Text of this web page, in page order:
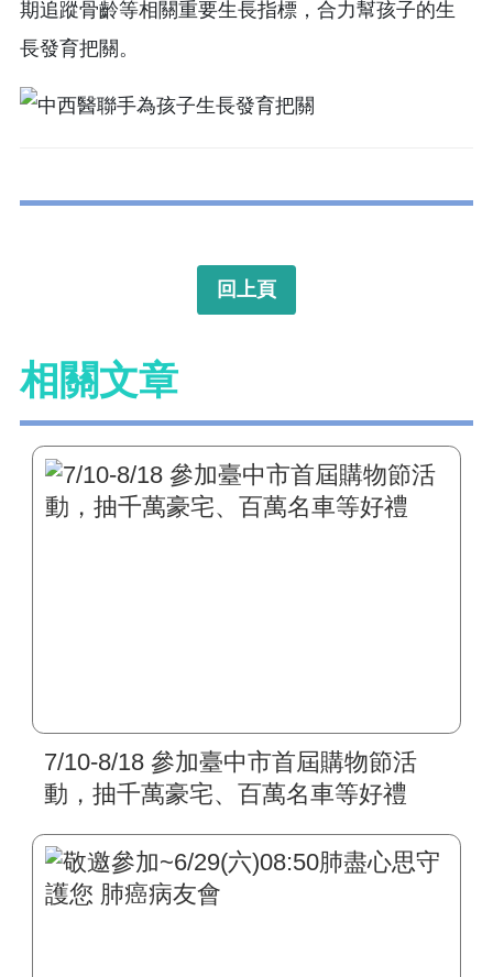
期追蹤骨齡等相關重要生長指標，合力幫孩子的生
長發育把關。
回上頁
相關文章
7/10-8/18 參加臺中市首屆購物節活
動，抽千萬豪宅、百萬名車等好禮